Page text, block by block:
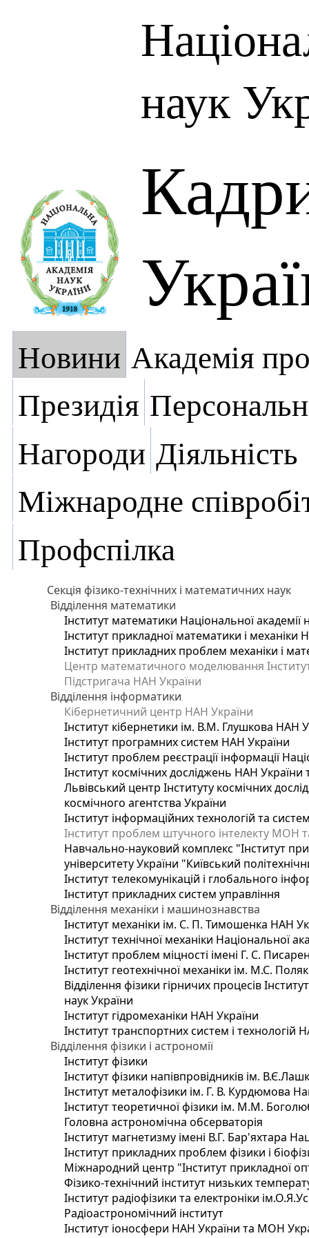
наук
Новини Академія
Президія
Нагороди Діяльність
Міжнародне
Профспілка
Секція фізико-технічних і математичних наук
Відділення математики
Інститут математики Національної академії
Інститут прикладної математики і механіки
Інститут прикладних проблем механіки і
Центр математичного моделювання
Підстригача НАН України
Відділення інформатики
Кібернетичний центр НАН України
Інститут кібернетики ім. В.М. Глушкова НАН
Інститут програмних систем НАН України
Інститут проблем реєстрації інформації
Інститут космічних досліджень НАН України
Львівський центр Інституту космічних
космічного агентства України
Інститут інформаційних технологій та
Інститут проблем штучного інтелекту МОН
Навчально-науковий комплекс "Інститут
університету України "Київський
Інститут телекомунікацій і глобального
Інститут прикладних систем управління
Відділення механіки і машинознавства
Інститут механіки ім. С. П. Тимошенка НАН
Інститут технічної механіки Національної
Інститут проблем міцності імені Г. С.
Інститут геотехнічної механіки ім. М.С.
Відділення фізики гірничих процесів
наук України
Інститут гідромеханіки НАН України
Інститут транспортних систем і технологій
Відділення фізики і астрономії
Інститут фізики
Інститут фізики напівпровідників ім.
Інститут металофізики ім. Г. В. Курдюмова
Інститут теоретичної фізики ім. М.М.
Головна астрономічна обсерваторія
Інститут магнетизму імені В.Г. Бар'яхтара
Інститут прикладних проблем фізики і
Міжнародний центр "Інститут прикладної
Фізико-технічний інститут низьких
Інститут радіофізики та електроніки
Радіоастрономічний інститут
Інститут іоносфери НАН України та МОН